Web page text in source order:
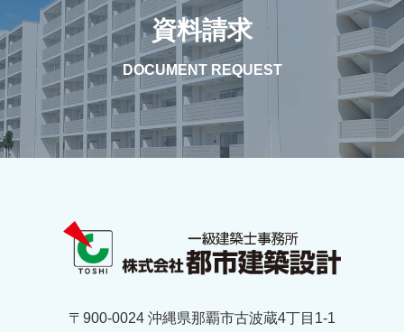
資料請求
DOCUMENT REQUEST
〒900-0024 沖縄県那覇市古波蔵4丁目1-1